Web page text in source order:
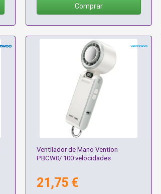
Comprar
Ventilador de Mano Vention
PBCW0/ 100 velocidades
21,75 €